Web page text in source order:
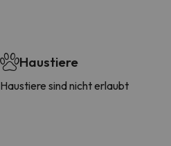
Haustiere
Haustiere sind nicht erlaubt